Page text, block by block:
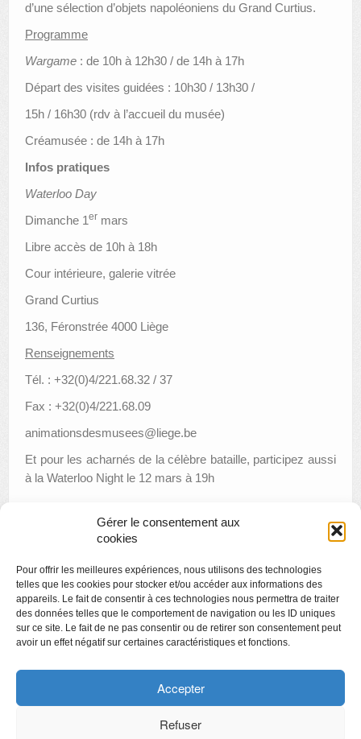
Gérer le consentement aux
cookies
Pour offrir les meilleures expériences, nous utilisons des technologies
telles que les cookies pour stocker et/ou accéder aux informations des
appareils. Le fait de consentir à ces technologies nous permettra de traiter
des données telles que le comportement de navigation ou les ID uniques
sur ce site. Le fait de ne pas consentir ou de retirer son consentement peut
avoir un effet négatif sur certaines caractéristiques et fonctions.
Accepter
Refuser
d’une sélection d’objets napoléoniens du Grand Curtius.
Programme
Wargame : de 10h à 12h30 / de 14h à 17h
Départ des visites guidées : 10h30 / 13h30 /
15h / 16h30 (rdv à l’accueil du musée)
Créamusée : de 14h à 17h
Infos pratiques
Waterloo Day
Dimanche 1er mars
Libre accès de 10h à 18h
Cour intérieure, galerie vitrée
Grand Curtius
136, Féronstrée 4000 Liège
Renseignements
Tél. : +32(0)4/221.68.32 / 37
Fax : +32(0)4/221.68.09
animationsdesmusees@liege.be
Et pour les acharnés de la célèbre bataille, participez aussi
à la Waterloo Night le 12 mars à 19h
Waterloo night : jeudi 12 mars à 19h
Visite en famille : Jeu de l’oie géant
Copyright
Politique de confidentialité
Chartes des engagements des opérateurs culturels